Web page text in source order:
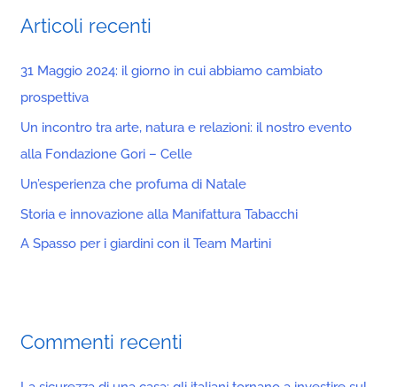
a
Articoli recenti
31 Maggio 2024: il giorno in cui abbiamo cambiato
prospettiva
Un incontro tra arte, natura e relazioni: il nostro evento
alla Fondazione Gori – Celle
Un’esperienza che profuma di Natale
Storia e innovazione alla Manifattura Tabacchi
A Spasso per i giardini con il Team Martini
Commenti recenti